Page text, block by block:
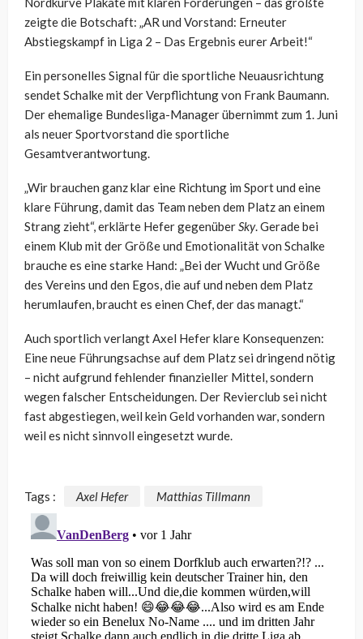
zeigte die Botschaft: „AR und Vorstand: Erneuter
Abstiegskampf in Liga 2 – Das Ergebnis eurer Arbeit!“
Ein personelles Signal für die sportliche Neuausrichtung
sendet Schalke mit der Verpflichtung von Frank Baumann.
Der ehemalige Bundesliga-Manager übernimmt zum 1. Juni
als neuer Sportvorstand die sportliche
Gesamtverantwortung.
„Wir brauchen ganz klar eine Richtung im Sport und eine
klare Führung, damit das Team neben dem Platz an einem
Strang zieht“, erklärte Hefer gegenüberSky. Gerade bei
einem Klub mit der Größe und Emotionalität von Schalke
brauche es eine starke Hand: „Bei der Wucht und Größe
des Vereins und den Egos, die auf und neben dem Platz
herumlaufen, braucht es einen Chef, der das managt.“
Auch sportlich verlangt Axel Hefer klare Konsequenzen:
Eine neue Führungsachse auf dem Platz sei dringend nötig
– nicht aufgrund fehlender finanzieller Mittel, sondern
wegen falscher Entscheidungen. Der Revierclub sei nicht
fast abgestiegen, weil kein Geld vorhanden war, sondern
weil es nicht sinnvoll eingesetzt wurde.
Tags : Axel Hefer Matthias Tillmann